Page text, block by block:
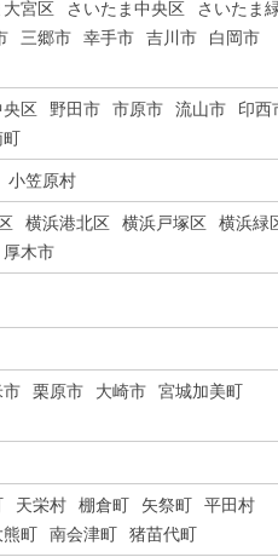
大宮区 さいたま中央区
さいたま
三郷市 幸手市 吉川市
白岡市
央区 野田市 市原市 流山市
印西
町
小笠原村
横浜港北区 横浜戸塚区
横浜緑
厚木市
市 栗原市 大崎市
宮城加美町
天栄村 棚倉町 矢祭町
平田村
熊町 南会津町 猪苗代町